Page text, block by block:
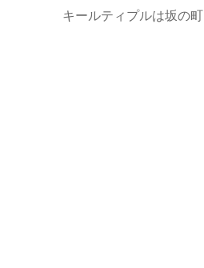
キールティプルは坂の町